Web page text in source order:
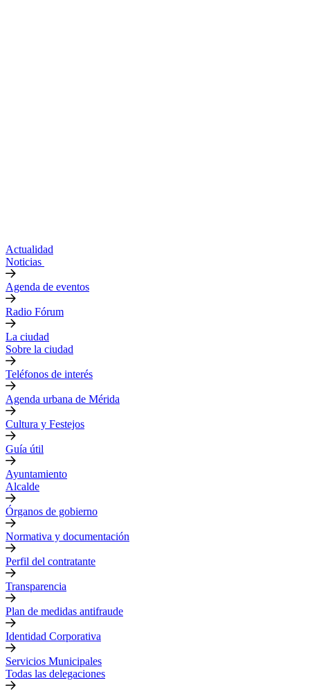
Actualidad
Noticias
Agenda de eventos
Radio Fórum
La ciudad
Sobre la ciudad
Teléfonos de interés
Agenda urbana de Mérida
Cultura y Festejos
Guía útil
Ayuntamiento
Alcalde
Órganos de gobierno
Normativa y documentación
Perfil del contratante
Transparencia
Plan de medidas antifraude
Identidad Corporativa
Servicios Municipales
Todas las delegaciones